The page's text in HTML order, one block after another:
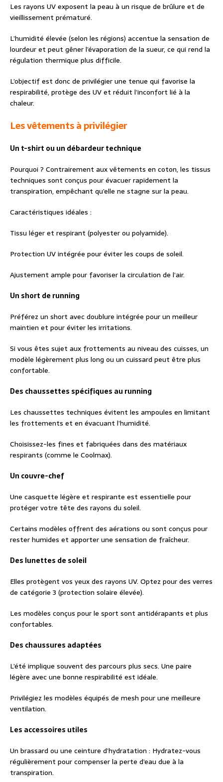
Les rayons UV exposent la peau à un risque de brûlure et de
vieillissement prématuré.
L’humidité élevée (selon les régions) accentue la sensation de
lourdeur et peut gêner l’évaporation de la sueur, ce qui rend la
régulation thermique plus difficile.
L’objectif est donc de privilégier une tenue qui favorise la
respirabilité, protège des UV et réduit l’inconfort lié à la
chaleur.
Les vêtements à privilégier
Un t-shirt ou un débardeur technique
Pourquoi ? Contrairement aux vêtements en coton, les tissus
techniques sont conçus pour évacuer rapidement la
transpiration, empêchant qu’elle ne stagne sur la peau.
Caractéristiques idéales :
Tissu léger et respirant (polyester ou polyamide).
Protection UV intégrée pour éviter les coups de soleil.
Ajustement ample pour favoriser la circulation de l’air.
Un short de running
Préférez un short avec doublure intégrée pour un meilleur
maintien et pour éviter les irritations.
Si vous êtes sujet aux frottements au niveau des cuisses, un
modèle légèrement plus long ou un cuissard peut être plus
confortable.
Des chaussettes spécifiques au running
Les chaussettes techniques évitent les ampoules en limitant
les frottements et en évacuant l’humidité.
Choisissez-les fines et fabriquées dans des matériaux
respirants (comme le Coolmax).
Un couvre-chef
Une casquette légère et respirante est essentielle pour
protéger votre tête des rayons du soleil.
Certains modèles offrent des aérations ou sont conçus pour
rester humides et apporter une sensation de fraîcheur.
Des lunettes de soleil
Elles protègent vos yeux des rayons UV. Optez pour des verres
de catégorie 3 (protection solaire élevée).
Les modèles conçus pour le sport sont antidérapants et plus
confortables.
Des chaussures adaptées
L’été implique souvent des parcours plus secs. Une paire
légère avec une bonne respirabilité est idéale.
Privilégiez les modèles équipés de mesh pour une meilleure
ventilation.
Les accessoires utiles
Un brassard ou une ceinture d’hydratation : Hydratez-vous
régulièrement pour compenser la perte d’eau due à la
transpiration.